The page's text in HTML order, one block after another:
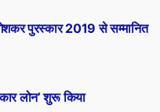
लोन’ शुरू किया
पुरस्कार 2019 से सम्मानित